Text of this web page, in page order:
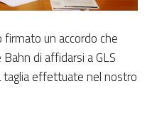
firmato un accordo che
di affidarsi a GLS
taglia effettuate nel nostro